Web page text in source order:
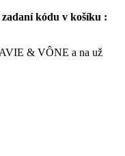
kódu v košíku :
& VÔNE a na už